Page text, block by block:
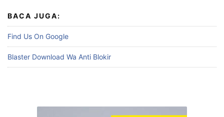
BACA JUGA:
Find Us On Google
Blaster Download Wa Anti Blokir